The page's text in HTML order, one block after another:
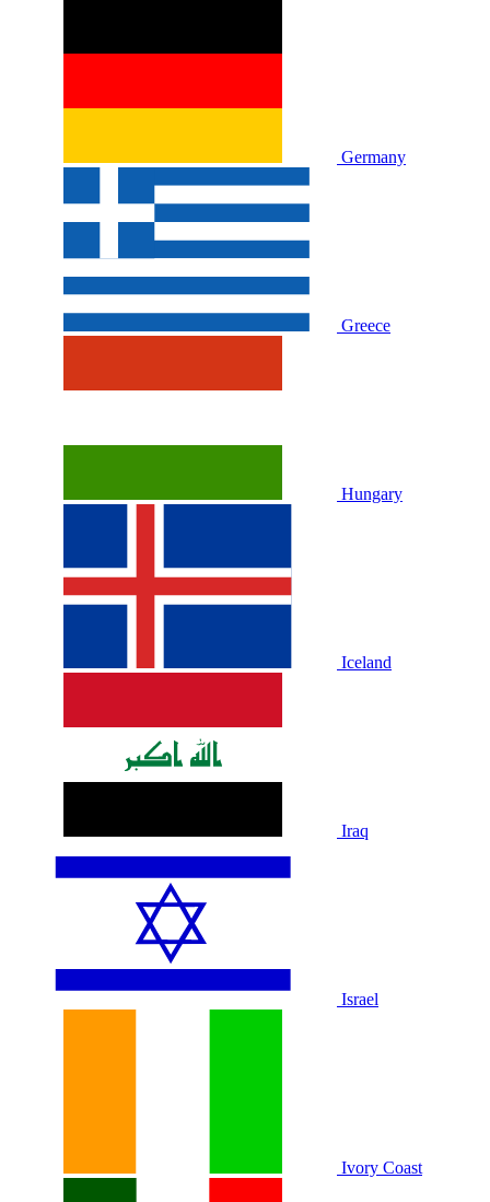
Germany
Greece
Hungary
Iceland
Iraq
Israel
Ivory Coast